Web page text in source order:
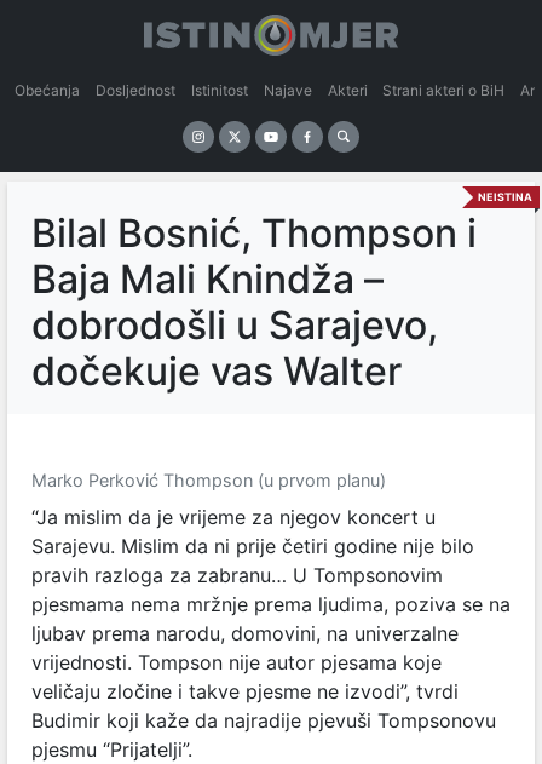
Obećanja Dosljednost Istinitost Najave Akteri Strani akteri o BiH
NEISTINA
Bilal Bosnić, Thompson i
Baja Mali Knindža –
dobrodošli u Sarajevo,
dočekuje vas Walter
Marko Perković Thompson (u prvom planu)
“Ja mislim da je vrijeme za njegov koncert u
Sarajevu. Mislim da ni prije četiri godine nije bilo
pravih razloga za zabranu… U Tompsonovim
pjesmama nema mržnje prema ljudima, poziva se na
ljubav prema narodu, domovini, na univerzalne
vrijednosti. Tompson nije autor pjesama koje
veličaju zločine i takve pjesme ne izvodi”, tvrdi
Budimir koji kaže da najradije pjevuši Tompsonovu
pjesmu “Prijatelji”.